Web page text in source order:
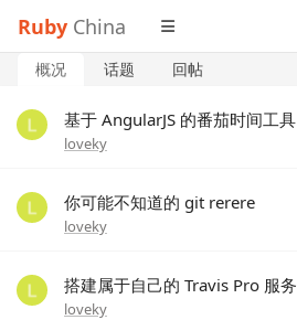
Ruby China
概况 话题 回帖
基于 AngularJS 的番茄时间工具
loveky
你可能不知道的 git rerere
loveky
搭建属于自己的 Travis Pro 服务
loveky